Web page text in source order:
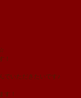
！
でいただきたいです♪
す！